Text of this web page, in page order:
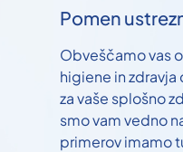
Pomen
Obveščamo vas
higiene in zdravja
za vaše splošno
smo vam vedno
primerov imamo